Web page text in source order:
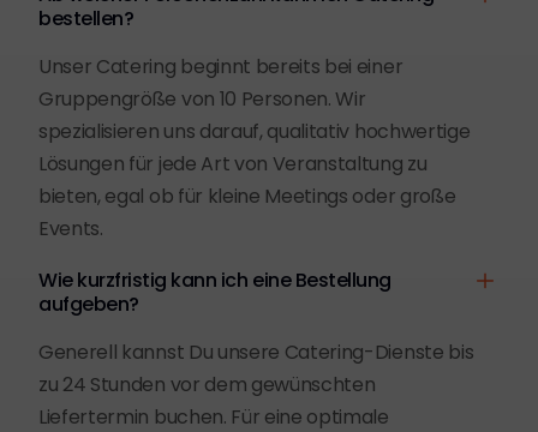
bestellen?
Unser Catering beginnt bereits bei einer
Gruppengröße von 10 Personen. Wir
spezialisieren uns darauf, qualitativ hochwertige
Lösungen für jede Art von Veranstaltung zu
bieten, egal ob für kleine Meetings oder große
Events.
Wie kurzfristig kann ich eine Bestellung
aufgeben?
Generell kannst Du unsere Catering-Dienste bis
zu 24 Stunden vor dem gewünschten
Liefertermin buchen. Für eine optimale